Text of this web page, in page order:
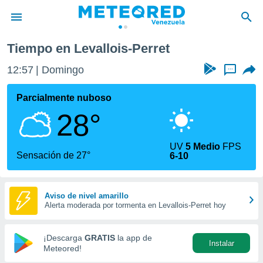
de
ha
que se
calidad.
a este
las
y
forma
digital
basada
Tiempo en Levallois-Perret
12:57 Domingo ...
Parcialmente nuboso
28°
Sensación de 27°
UV5 Medio FPS
6-10
Aviso de nivel amarillo
Alerta moderada por tormenta en Levallois-Perret hoy
¡Descarga GRATIS la app de
Meteored!
Instalar